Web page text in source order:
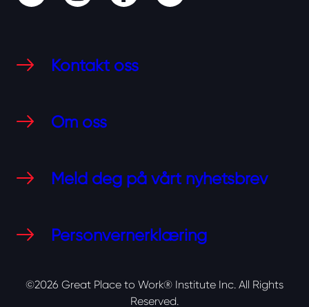
Kontakt oss
Om oss
Meld deg på vårt nyhetsbrev
Personvernerklæring
©2026 Great Place to Work® Institute Inc. All Rights
Reserved.